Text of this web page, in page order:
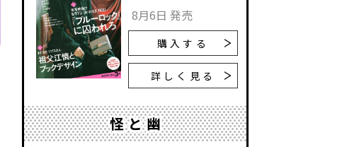
8月6日 発売
購入する
詳しく見る
怪と幽